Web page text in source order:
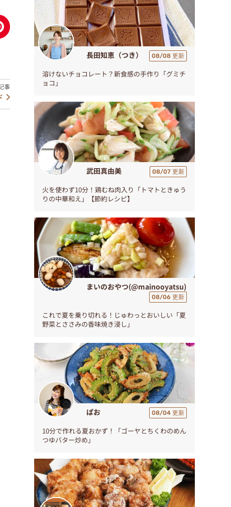
長田知恵（つき） 08/08 更新
溶けないチョコレート？新食感の手作り「グミチ
ョコ」
武田真由美 08/07 更新
火を使わず10分！鶏むね肉入り「トマトときゅう
りの中華和え」【節約レシピ】
まいのおやつ(@mainooyatsu)
08/06 更新
これで夏を乗り切れる！じゅわっとおいしい「夏
野菜とささみの香味焼き浸し」
ぱお 08/04 更新
10分で作れる夏おかず！「ゴーヤとちくわのめん
つゆバター炒め」